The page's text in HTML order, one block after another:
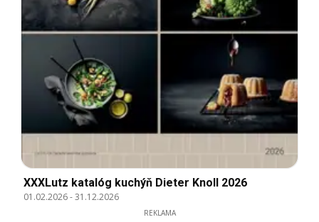
XXXLutz katalóg kuchýň Dieter Knoll 2026
01.02.2026-31.12.2026
REKLAMA